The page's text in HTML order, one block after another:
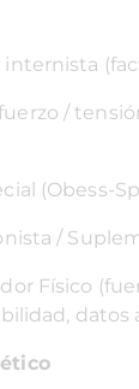
/
(Obess-
/
Físico